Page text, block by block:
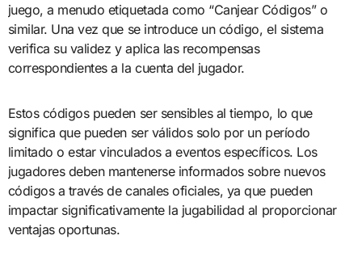
juego, a menudo etiquetada como “Canjear Códigos” o
similar. Una vez que se introduce un código, el sistema
verifica su validez y aplica las recompensas
correspondientes a la cuenta del jugador.
Estos códigos pueden ser sensibles al tiempo, lo que
significa que pueden ser válidos solo por un período
limitado o estar vinculados a eventos específicos. Los
jugadores deben mantenerse informados sobre nuevos
códigos a través de canales oficiales, ya que pueden
impactar significativamente la jugabilidad al proporcionar
ventajas oportunas.